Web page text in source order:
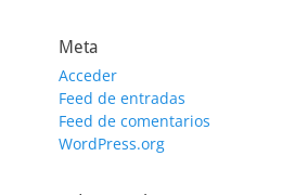
Meta
Acceder
Feed de entradas
Feed de comentarios
WordPress.org